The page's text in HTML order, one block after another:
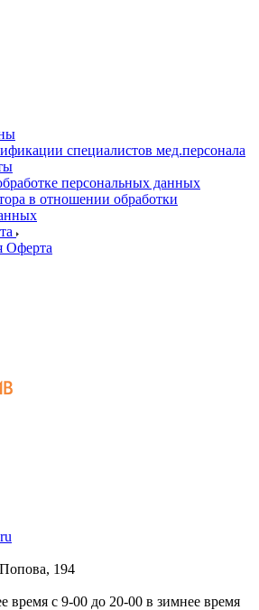
специалистов мед.персонала
персональных данных
в отношении обработки
Оферта
194
время с 9-00 до 20-00 в зимнее время